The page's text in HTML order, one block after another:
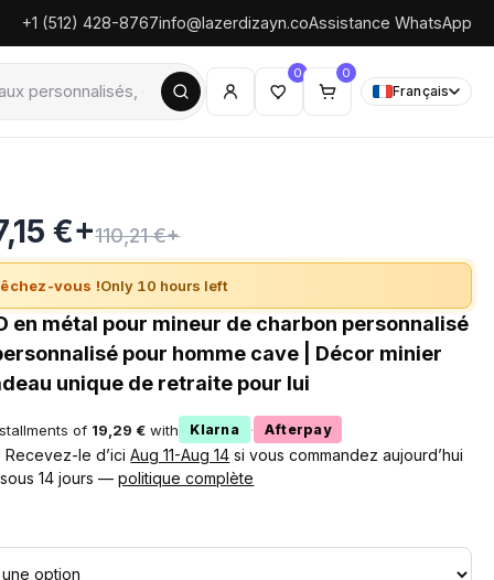
+1 (512) 428-8767info@lazerdizayn.coAssistance WhatsApp
0 0
Français
€+110,21 €+
vous !Only 10 hours left
en métal pour mineur de charbon personnalisé
pour homme cave | Décor minier
unique de retraite pour lui
of 19,29 € with Klarna · Afterpay
Recevez-le d’iciAug 11-Aug 14 si vous commandez aujourd’hui
14 jours —politique complète